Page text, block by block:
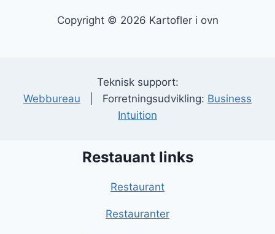
Copyright © 2026 Kartofler i ovn
Teknisk support:
Webbureau | Forretningsudvikling: Business
Intuition
Restauant links
Restaurant
Restauranter